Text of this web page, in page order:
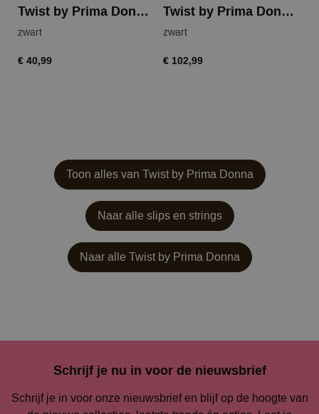
Twist by Prima Donna nako string
zwart
€ 40,99
Twist by Prima Donna nako balconnet
zwart
€ 102,99
Toon alles van Twist by Prima Donna
Naar alle slips en strings
Naar alle Twist by Prima Donna
Schrijf je nu in voor de nieuwsbrief
Schrijf je in voor onze nieuwsbrief en blijf op de hoogte van